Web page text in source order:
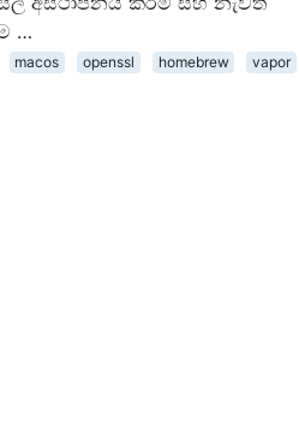
…
macos openssl homebrew vapor